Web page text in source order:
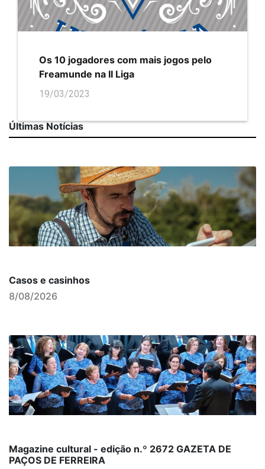
Os 10 jogadores com mais jogos pelo
Freamunde na II Liga
19/03/2023
Últimas Notícias
Casos e casinhos
8/08/2026
Magazine cultural - edição n.º 2672 GAZETA DE
PAÇOS DE FERREIRA